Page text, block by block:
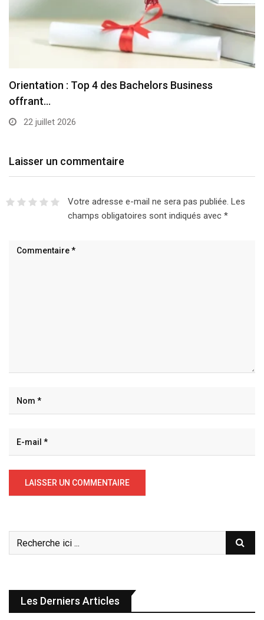
Orientation : Top 4 des Bachelors Business
offrant…
22 juillet 2026
Laisser un commentaire
Votre adresse e-mail ne sera pas publiée. Les
champs obligatoires sont indiqués avec *
Les Derniers Articles